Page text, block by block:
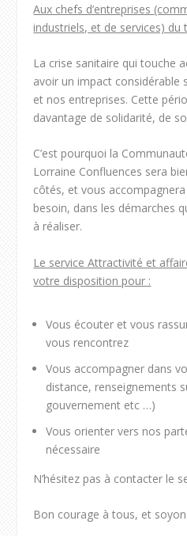
Aux chefs d’entreprises
industriels, et de services) du
La crise sanitaire qui touche
avoir un impact considérable
et nos entreprises. Cette
davantage de solidarité, de
C’est pourquoi la
Lorraine Confluences sera
côtés, et vous
besoin, dans les démarches
à réaliser.
Le service Attractivité et
votre disposition pour :
Vous écouter et vous
vous rencontrez
Vous accompagner dans
distance, renseignements
gouvernement etc …)
Vous orienter vers nos
nécessaire
N’hésitez pas à contacter le
Bon courage à tous, et